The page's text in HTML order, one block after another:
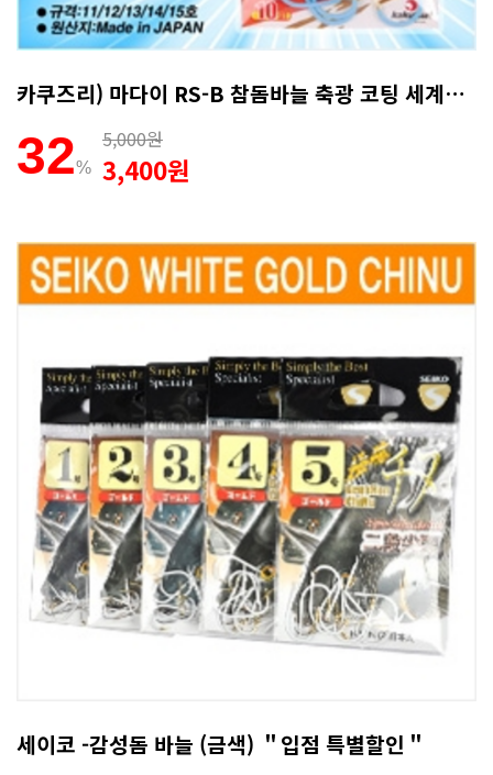
카쿠즈리) 마다이 RS-B 참돔바늘 축광 코팅 세계최고!!
32%
5,000원
3,400원
세이코 -감성돔 바늘 (금색) ＂입점 특별할인＂